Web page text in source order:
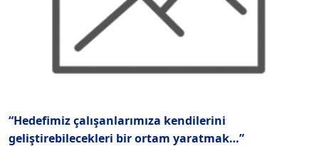
“Hedefimiz çalışanlarımıza kendilerini
geliştirebilecekleri bir ortam yaratmak…”